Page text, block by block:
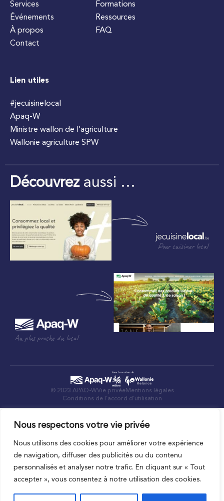
Nous respectons votre vie privée
Nous utilisons des cookies pour améliorer votre expérience
de navigation, diffuser des publicités ou du contenu
personnalisés et analyser notre trafic. En cliquant sur « Tout
accepter », vous consentez à notre utilisation des cookies.
Services
Événements
À propos
Contact
Formations
Ressources
FAQ
Lien utiles
#jecuisinelocal
Apaq-W
Ministre wallon de l’agriculture
Wallonie agriculture SPW
Découvrezaussi …
Pour cuisiner local
Au plus proche du local
© 2023 APAQ-WVie privée Mentions légales
Conditions de l’accord d’utilisation